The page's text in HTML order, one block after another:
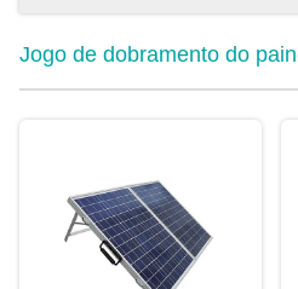
Jogo de dobramento do